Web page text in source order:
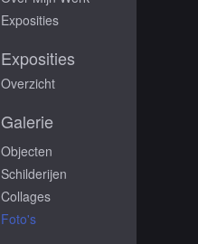
Exposities
Exposities
Overzicht
Galerie
Objecten
Schilderijen
Collages
Foto's